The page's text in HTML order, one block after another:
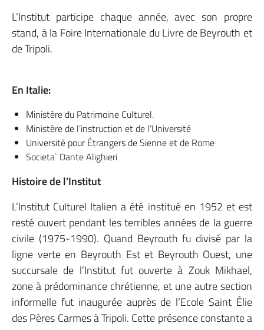
L’Institut participe chaque année, avec son propre
stand, à la Foire Internationale du Livre de Beyrouth et
de Tripoli.
En Italie:
Ministère du Patrimoine Culturel.
Ministère de l’instruction et de l’Université
Université pour Étrangers de Sienne et de Rome
Societa` Dante Alighieri
Histoire de l’Institut
L’Institut Culturel Italien a été institué en 1952 et est
resté ouvert pendant les terribles années de la guerre
civile (1975-1990). Quand Beyrouth fu divisé par la
ligne verte en Beyrouth Est et Beyrouth Ouest, une
succursale de l’Institut fut ouverte à Zouk Mikhael,
zone à prédominance chrétienne, et une autre section
informelle fut inaugurée auprès de l’Ecole Saint Élie
des Pères Carmes à Tripoli. Cette présence constante a